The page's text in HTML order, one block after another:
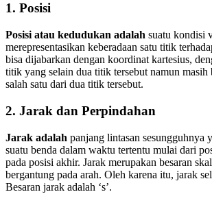
1. Posisi
Posisi atau kedudukan adalah suatu kondisi
merepresentasikan keberadaan satu titik
bisa dijabarkan dengan koordinat kartesius,
titik yang selain dua titik tersebut namun masih
salah satu dari dua titik tersebut.
2. Jarak dan Perpindahan
Jarak adalah panjang lintasan sesungguhnya
suatu benda dalam waktu tertentu mulai dari
pada posisi akhir. Jarak merupakan besaran
bergantung pada arah. Oleh karena itu, jarak
Besaran jarak adalah ‘s’.